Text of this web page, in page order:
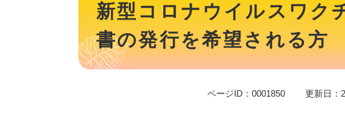
新型コロナウイルスワク
書の発行を希望される方
ページID：0001850 更新日：